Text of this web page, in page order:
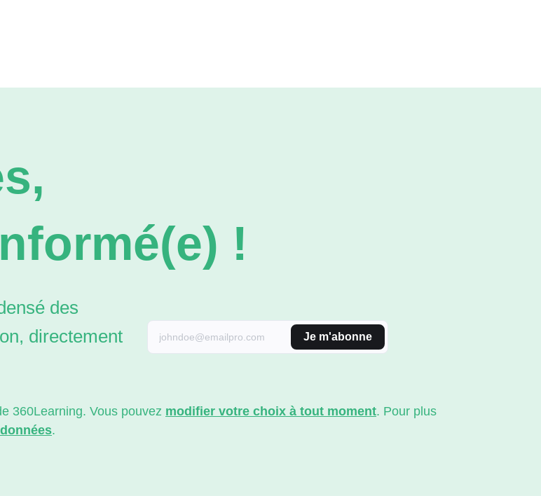
!
des
directement
Je m'abonne
360Learning. Vous pouvez modifier votre choix à tout moment. Pour plus
.